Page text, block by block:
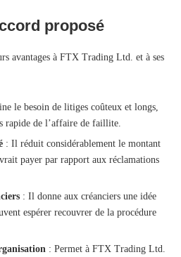
proposé
avantages à FTX Trading Ltd. et à ses
le besoin de litiges coûteux et longs,
rapide de l’affaire de faillite.
: Il réduit considérablement le montant
payer par rapport aux réclamations
: Il donne aux créanciers une idée
espérer recouvrer de la procédure
: Permet à FTX Trading Ltd.